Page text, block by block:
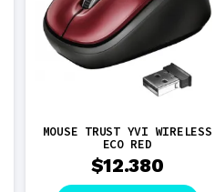
MOUSE TRUST YVI WIRELESS
ECO RED
$12.380